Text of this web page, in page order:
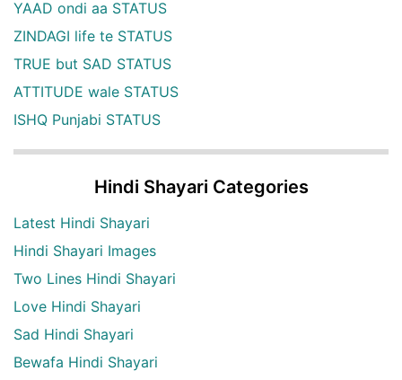
YAAD ondi aa STATUS
ZINDAGI life te STATUS
TRUE but SAD STATUS
ATTITUDE wale STATUS
ISHQ Punjabi STATUS
Hindi Shayari Categories
Latest Hindi Shayari
Hindi Shayari Images
Two Lines Hindi Shayari
Love Hindi Shayari
Sad Hindi Shayari
Bewafa Hindi Shayari